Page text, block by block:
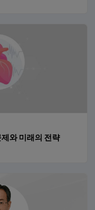
습니까?
이점
미치는 영향
를 사용하는가?
을 고려해야 합니까?
이점
In/Out을 위한 hs-TnT
제공하는 이점
환
의 역할
와 미래의 전략